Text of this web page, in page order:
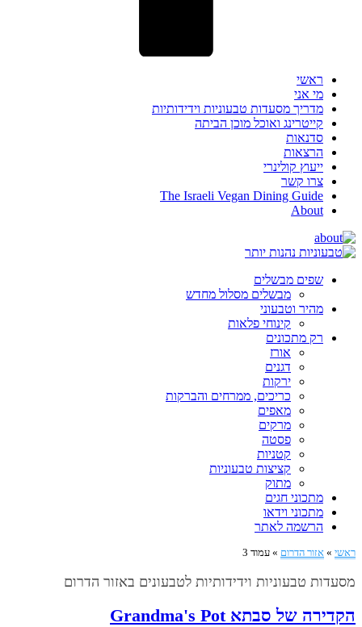
ראשי
מי אני
מדריך מסעדות טבעוניות וידידותיות
קייטרינג ואוכל מוכן הביתה
סדנאות
הרצאות
ייעוץ קולינרי
צרו קשר
The Israeli Vegan Dining Guide
About
שפים מבשלים
מבשלים מסלול מחדש
מהיר וטבעוני
קינוחי פלאות
רק מתכונים
אורז
דגנים
ירקות
כריכים, ממרחים והברקות
מאפים
מרקים
פסטה
קטניות
קציצות טבעוניות
מתוק
מתכוני חגים
מתכוני וידאו
הרשמה לאתר
ראשי » אזור הדרום » עמוד 3
מסעדות טבעוניות וידידותיות לטבעונים באזור הדרום
הקדירה של סבתא Grandma's Pot